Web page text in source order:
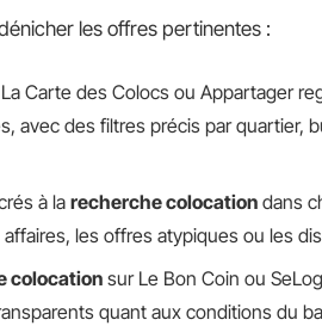
les offres pertinentes :
Carte des Colocs ou Appartager
avec des filtres précis par quartier,
à larecherche colocation dans
les offres atypiques ou les
colocationsur Le Bon Coin ou
quant aux conditions du